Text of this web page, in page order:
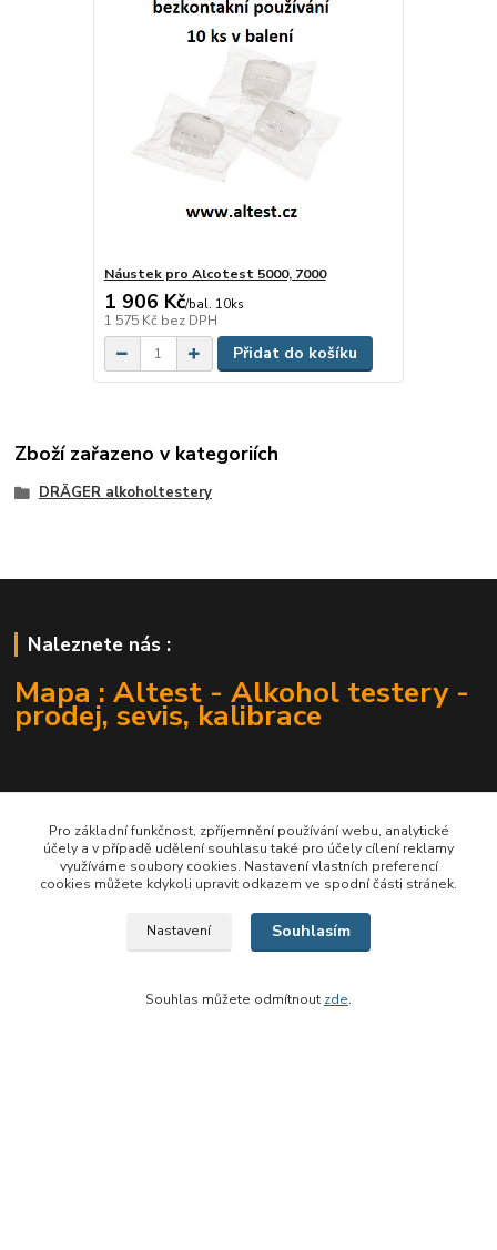
Náustek pro Alcotest 5000, 7000
1 906 Kč/bal. 10ks
1 575 Kč bez DPH
Přidat do košíku
Zboží zařazeno v kategoriích
DRÄGER alkoholtestery
Naleznete nás :
Mapa : Altest - Alkohol testery -
prodej, sevis, kalibrace
Kontakt
Altest s.r.o.
IČ: 29185190, DIČ: CZ29185190
zapsaná Krajským soudem Brno oddíl C, vložka 63927
Pro základní funkčnost, zpříjemnění používání webu, analytické
účely a v případě udělení souhlasu také pro účely cílení reklamy
využíváme soubory cookies. Nastavení vlastních preferencí
cookies můžete kdykoli upravit odkazem ve spodní části stránek.
Nastavení Souhlasím
Souhlas můžete odmítnout zde.